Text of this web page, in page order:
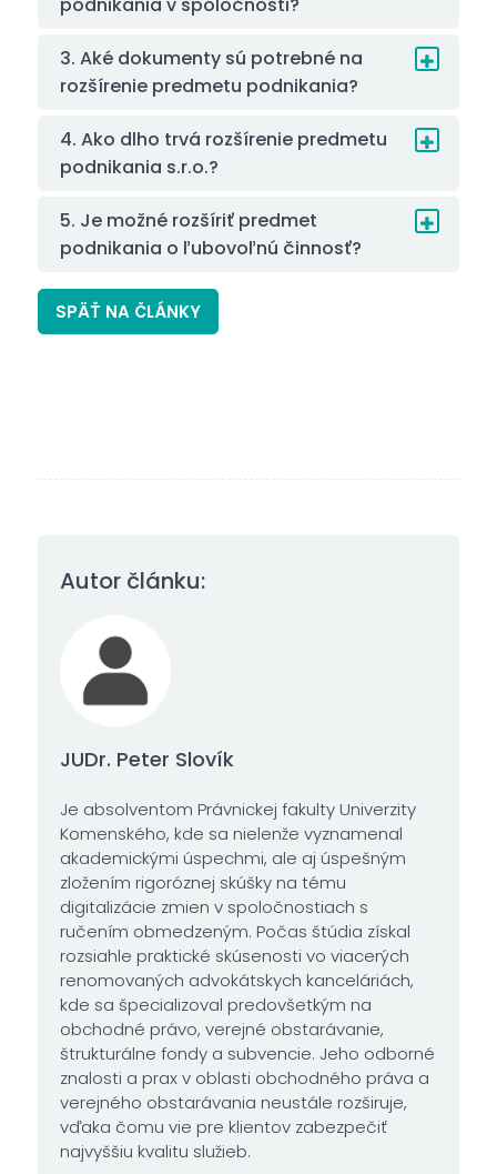
3. Aké dokumenty sú potrebné na
rozšírenie predmetu podnikania?
4. Ako dlho trvá rozšírenie predmetu
podnikania s.r.o.?
5. Je možné rozšíriť predmet
podnikania o ľubovoľnú činnosť?
SPÄŤ NA ČLÁNKY
Autor článku:
JUDr. Peter Slovík
Je absolventom Právnickej fakulty Univerzity
Komenského, kde sa nielenže vyznamenal
akademickými úspechmi, ale aj úspešným
zložením rigoróznej skúšky na tému
digitalizácie zmien v spoločnostiach s
ručením obmedzeným. Počas štúdia získal
rozsiahle praktické skúsenosti vo viacerých
renomovaných advokátskych kanceláriách,
kde sa špecializoval predovšetkým na
obchodné právo, verejné obstarávanie,
štrukturálne fondy a subvencie. Jeho odborné
znalosti a prax v oblasti obchodného práva a
verejného obstarávania neustále rozširuje,
vďaka čomu vie pre klientov zabezpečiť
najvyššiu kvalitu služieb.